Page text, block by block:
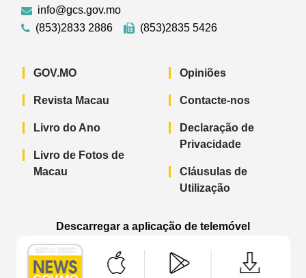
info@gcs.gov.mo
(853)2833 2886
(853)2835 5426
GOV.MO
Revista Macau
Livro do Ano
Livro de Fotos de
Macau
Opiniões
Contacte-nos
Declaração de
Privacidade
Cláusulas de
Utilização
Descarregar a aplicação de telemóvel